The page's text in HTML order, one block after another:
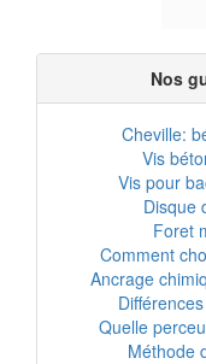
Nos
Cheville:
Vis
Vis pour
Disque
Foret
Comment
Ancrage
Quelle
Méthode